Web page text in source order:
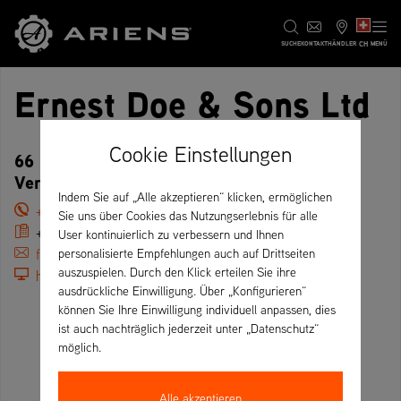
SUCHEKONTAKTHÄNDLER CH MENÜ
Ernest Doe & Sons Ltd
66 Holt Road, NR21 8DY Fakenham –
Vereinigtes Königreich
+44 01328 855611
+44 01328 855145
fakenham@ernestdoe.com
https://ernestdoe.com
Cookie Einstellungen
Indem Sie auf „Alle akzeptieren“ klicken, ermöglichen
Sie uns über Cookies das Nutzungserlebnis für alle
User kontinuierlich zu verbessern und Ihnen
personalisierte Empfehlungen auch auf Drittseiten
auszuspielen. Durch den Klick erteilen Sie ihre
ausdrückliche Einwilligung. Über „Konfigurieren“
können Sie Ihre Einwilligung individuell anpassen, dies
ist auch nachträglich jederzeit unter „Datenschutz“
möglich.